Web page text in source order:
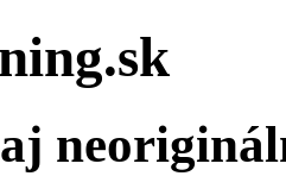
.sk